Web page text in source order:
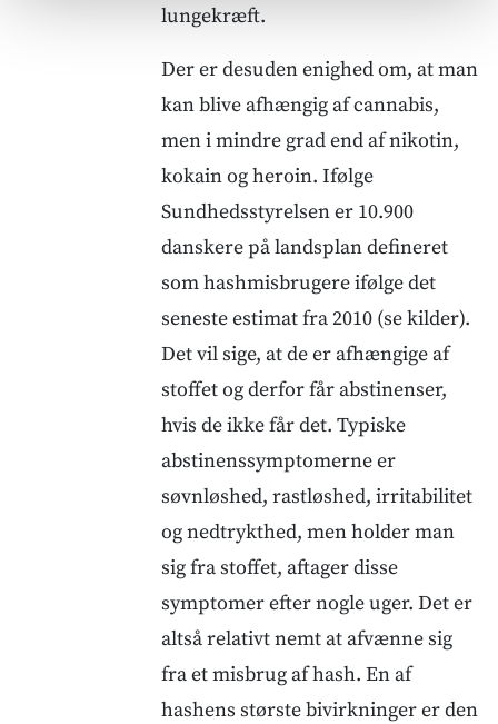
lungekræft.
Der er desuden enighed om, at man
kan blive afhængig af cannabis,
men i mindre grad end af nikotin,
kokain og heroin. Ifølge
Sundhedsstyrelsen er 10.900
danskere på landsplan defineret
som hashmisbrugere ifølge det
seneste estimat fra 2010 (se kilder).
Det vil sige, at de er afhængige af
stoffet og derfor får abstinenser,
hvis de ikke får det. Typiske
abstinenssymptomerne er
søvnløshed, rastløshed, irritabilitet
og nedtrykthed, men holder man
sig fra stoffet, aftager disse
symptomer efter nogle uger. Det er
altså relativt nemt at afvænne sig
fra et misbrug af hash. En af
hashens største bivirkninger er den